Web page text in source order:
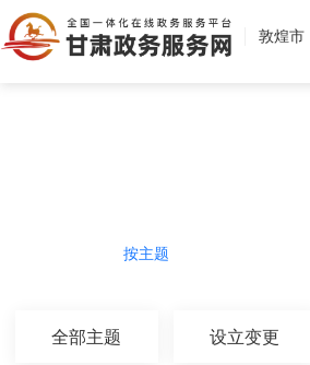
敦煌市
按主题
全部主题 设立变更